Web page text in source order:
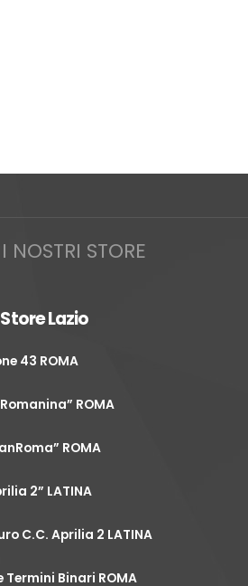
I NOSTRI STORE
Lazio
43 ROMA
ROMA
ROMA
2” LATINA
C.C. Aprilia 2 LATINA
Termini Binari ROMA